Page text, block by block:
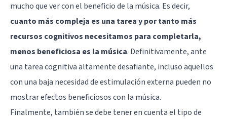
mucho que ver con el beneficio de la música. Es decir,
cuanto más compleja es una tarea y por tanto más
recursos cognitivos necesitamos para completarla,
menos beneficiosa es la música. Definitivamente, ante
una tarea cognitiva altamente desafiante, incluso aquellos
con una baja necesidad de estimulación externa pueden no
mostrar efectos beneficiosos con la música.
Finalmente, también se debe tener en cuenta el tipo de